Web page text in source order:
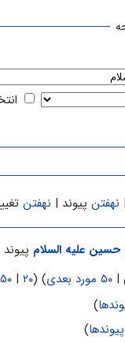
نهفتنپیوند | نهفتن
حسین علیه السلام پیوند
۵۰ مورد بعدی ) (۲۰ | ۵۰
)
)